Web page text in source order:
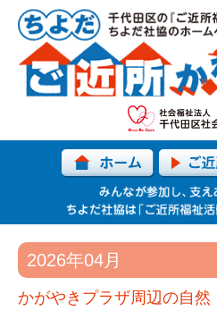
2026年04月
かがやきプラザ周辺の自然